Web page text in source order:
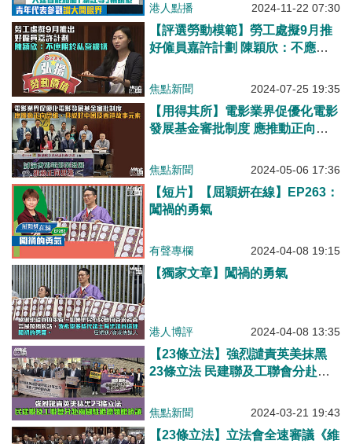
港人點播 2024-11-22 07:30
【評選勞動模範】勞工處擬9月推
好僱員嘉許計劃 陳穎欣：不應只
焦點新聞 2024-07-25 19:35
【用得其所】電影業界促優化電影
發展基金審批制度 應推動正向思
焦點新聞 2024-05-06 17:36
【短片】【屈穎妍在線】EP263：
闖禍的勇氣
有聲專欄 2024-04-08 19:15
【獨家文章】闖禍的勇氣
港人博評 2024-04-08 13:35
【23條立法】強烈譴責英美抹黑
23條立法 民建聯及工聯會分赴兩
焦點新聞 2024-03-21 19:43
【23條立法】立法會全速審議《維